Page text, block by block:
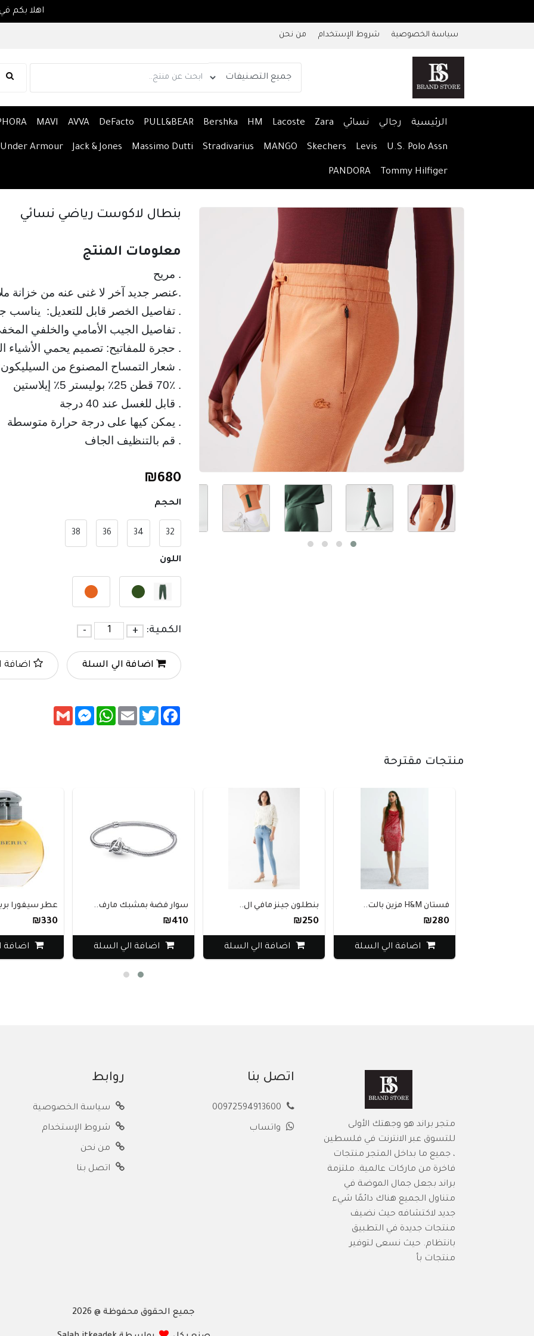
سياسة الخصوصية شروط الإستخدام من نحن
الرئيسية رجالي نسائي Zara
Lacoste
HM
Bershka
PULL&BEAR
DeFacto
AVVA
MAVI
U.S. Polo Assn
Levis
Skechers
MANGO
Stradivarius
Massimo Dutti
Jack & Jones
Under Armour
Tommy Hilfiger
PANDORA
بنطال لاكوست رياضي نسائي
معلومات المنتج
. مريح
. قم بالتنظيف الجاف
₪680
الحجم
32
34
36
38
اللون
الكمية: +
-
اضافة الي السلة اضافة
Facebook
Twitter
Email
WhatsApp
Messenger
Gmail
منتجات مقترحة
فستان H&M مزين بالت..
₪280
اضافة الي السلة
بنطلون جينز مافي ال..
₪250
اضافة الي السلة
سوار فضة بمشبك مارف..
₪410
اضافة الي السلة
عطر سيفورا
₪330
اضافة الي
متجر براند هو وجهتك الأولى
للتسوق عبر الانترنت في فلسطين
، جميع ما بداخل المتجر منتجات
فاخرة من ماركات عالمية. ملتزمة
براند بجعل جمال الموضة في
متناول الجميع هناك دائمًا شيء
جديد لاكتشافه حيث نضيف
منتجات جديدة في التطبيق
بانتظام. حيث نسعى لتوفير
منتجات بأ
اتصل بنا
واتساب
روابط
سياسة الخصوصية
شروط الإستخدام
من نحن
اتصل بنا
جميع الحقوق محفوظة @ 2026